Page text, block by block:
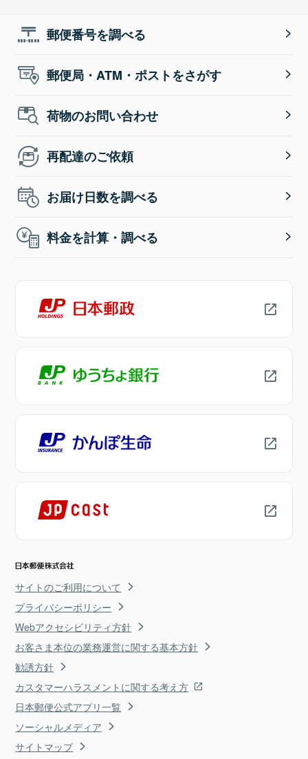
郵便番号を調べる
郵便局・ATM・ポストをさがす
荷物のお問い合わせ
再配達のご依頼
お届け日数を調べる
料金を計算・調べる
サイトのご利用について
プライバシーポリシー
Webアクセシビリティ方針
お客さま本位の業務運営に関する基本方針
勧誘方針
カスタマーハラスメントに関する考え方
日本郵便公式アプリ一覧
ソーシャルメディア
サイトマップ